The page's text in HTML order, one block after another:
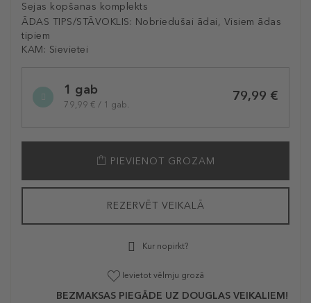
Sejas kopšanas komplekts
ĀDAS TIPS/STĀVOKLIS: Nobriedušai ādai, Visiem ādas
tipiem
KAM: Sievietei
atsauksmēm
variation1 gab
79,99 € / 1 gab.
79,99 €
PIEVIENOT GROZAM
REZERVĒT VEIKALĀ
Kur nopirkt?
Ievietot vēlmju grozā
BEZMAKSAS PIEGĀDE UZ DOUGLAS VEIKALIEM!